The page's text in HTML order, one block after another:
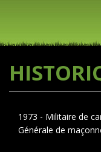
1973 - Militaire de
Générale de